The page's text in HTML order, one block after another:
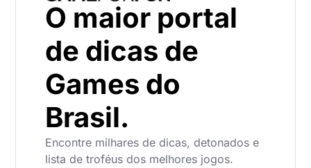
O maior portal
de dicas de
Games do
Brasil.
Encontre milhares de dicas, detonados e
lista de troféus dos melhores jogos.